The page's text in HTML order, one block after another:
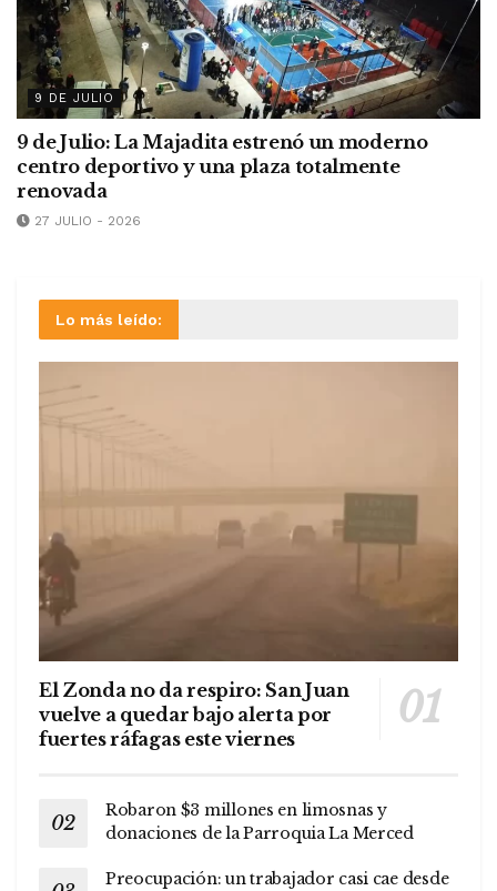
9 DE JULIO
9 de Julio: La Majadita estrenó un moderno
centro deportivo y una plaza totalmente
renovada
27 JULIO - 2026
Lo más leído:
El Zonda no da respiro: San Juan
vuelve a quedar bajo alerta por
fuertes ráfagas este viernes
Robaron $3 millones en limosnas y
donaciones de la Parroquia La Merced
Preocupación: un trabajador casi cae desde